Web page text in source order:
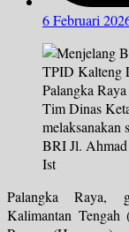
6 Februari
Tim Dinas
melaksanakan
BRI Jl.
Ist
Palangka Raya,
Kalimantan Tengah